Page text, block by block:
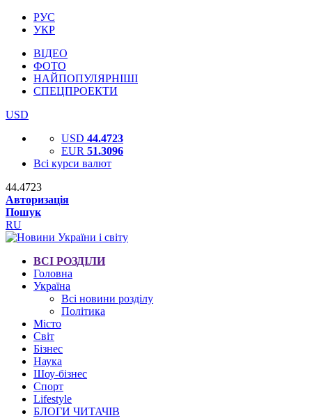
РУС
УКР
ВІДЕО
ФОТО
НАЙПОПУЛЯРНІШІ
СПЕЦПРОЕКТИ
USD
USD 44.4723
EUR 51.3096
Всі курси валют
44.4723
Авторизація
Пошук
RU
ВСІ РОЗДІЛИ
Головна
Україна
Всі новини розділу
Політика
Місто
Світ
Бізнес
Наука
Шоу-бізнес
Спорт
Lifestyle
БЛОГИ ЧИТАЧІВ